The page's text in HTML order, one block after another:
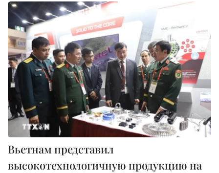
Вьетнам представил
высокотехнологичную продукцию на